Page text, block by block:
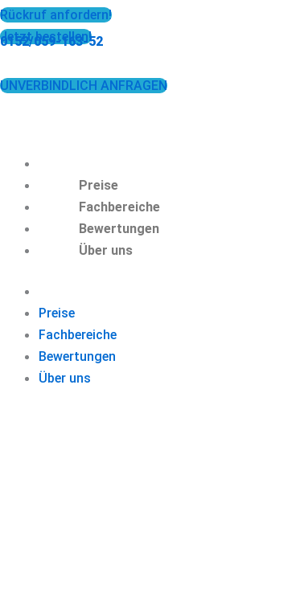
Rückruf anfordern!
Jetzt bestellen!
0152/059-163-52
UNVERBINDLICH ANFRAGEN
Preise
Fachbereiche
Bewertungen
Über uns
Preise
Fachbereiche
Bewertungen
Über uns